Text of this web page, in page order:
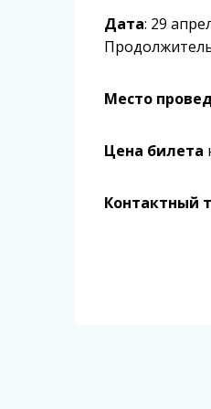
Дата: 29
Место
Цена билета
Контактный